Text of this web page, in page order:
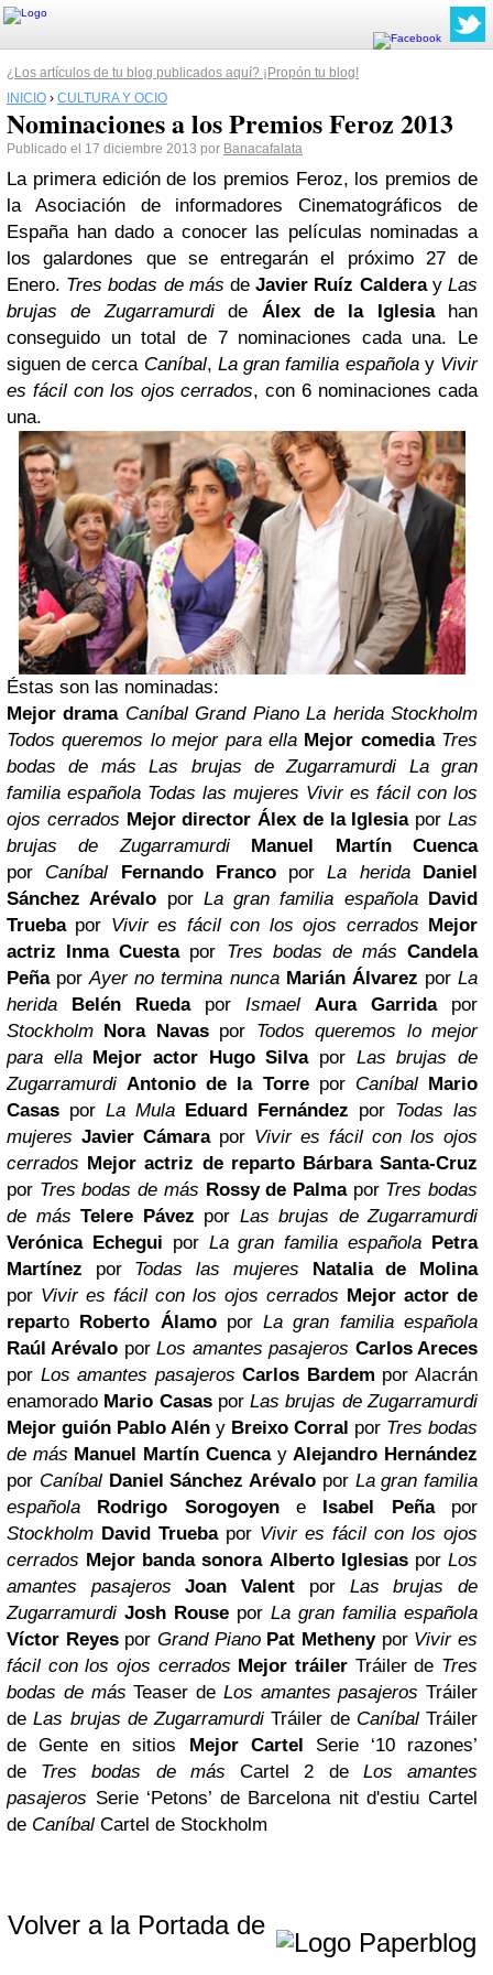
¿Los artículos de tu blog publicados aquí? ¡Propón tu blog!
INICIO › CULTURA Y OCIO
Nominaciones a los Premios Feroz 2013
Publicado el 17 diciembre 2013 por Banacafalata
La primera edición de los premios Feroz, los premios de
la Asociación de informadores Cinematográficos de
España han dado a conocer las películas nominadas a
los galardones que se entregarán el próximo 27 de
Enero. Tres bodas de más deJavier Ruíz CalderayLas
brujas de Zugarramurdide Álex de la Iglesiahan
conseguido un total de 7 nominaciones cada una. Le
siguen de cerca Caníbal, La gran familia españolay Vivir
es fácil con los ojos cerrados, con 6 nominaciones cada
una.
Éstas son las nominadas:
Mejor drama Caníbal Grand Piano La herida Stockholm
Todos queremos lo mejor para ella Mejor comedia Tres
bodas de más
Las brujas de Zugarramurdi
La gran
familia española Todas las mujeres Vivir es fácil con los
ojos cerrados Mejor director Álex de la IglesiaporLas
brujas de Zugarramurdi
Manuel Martín Cuenca
por Caníbal Fernando FrancoporLa herida
Daniel
Sánchez Arévalo por La gran familia española
David
Truebapor Vivir es fácil con los ojos cerrados
Mejor
actriz
Inma Cuestapor Tres bodas de más Candela
PeñaporAyer no termina nunca Marián Álvarez porLa
herida
Belén Ruedapor Ismael Aura Garrida por
Stockholm
Nora Navas por Todos queremos lo mejor
para ella
Mejor actor Hugo Silvapor Las brujas de
Zugarramurdi Antonio de la Torrepor Caníbal
Mario
Casas por La Mula Eduard Fernández por Todas las
mujeres Javier Cámarapor Vivir es fácil con los ojos
cerrados Mejor actriz de reparto Bárbara Santa-Cruz
por Tres bodas de más Rossy de Palmapor Tres bodas
de más Telere Pávez por Las brujas de Zugarramurdi
Verónica Echegui por La gran familia española
Petra
Martínez por Todas las mujeres
Natalia de Molina
por Vivir es fácil con los ojos cerrados Mejor actor de
reparto Roberto ÁlamoporLa gran familia española
Raúl Arévalo porLos amantes pasajeros Carlos Areces
por Los amantes pasajeros Carlos Bardem por Alacrán
enamorado Mario CasasporLas brujas de Zugarramurdi
Mejor guión Pablo Alén y Breixo Corral por Tres bodas
de más Manuel Martín CuencayAlejandro Hernández
por Caníbal Daniel Sánchez Arévalo por La gran familia
española
Rodrigo Sorogoyene Isabel Peñapor
Stockholm David Truebapor Vivir es fácil con los ojos
cerrados Mejor banda sonora Alberto IglesiasporLos
amantes pasajeros
Joan Valent por Las brujas de
Zugarramurdi Josh Rouse por La gran familia española
Víctor ReyesporGrand Piano Pat Methenypor Vivir es
fácil con los ojos cerrados Mejor tráiler Tráiler de Tres
bodas de más Teaser de Los amantes pasajeros Tráiler
deLas brujas de Zugarramurdi Tráiler de Caníbal Tráiler
de Gente en sitios
Mejor Cartel
Serie ‘10 razones’
de Tres bodas de más Cartel 2 de Los amantes
pasajeros Serie ‘Petons’ de Barcelona nit d'estiu Cartel
de Caníbal Cartel de Stockholm
Volver a la Portada de